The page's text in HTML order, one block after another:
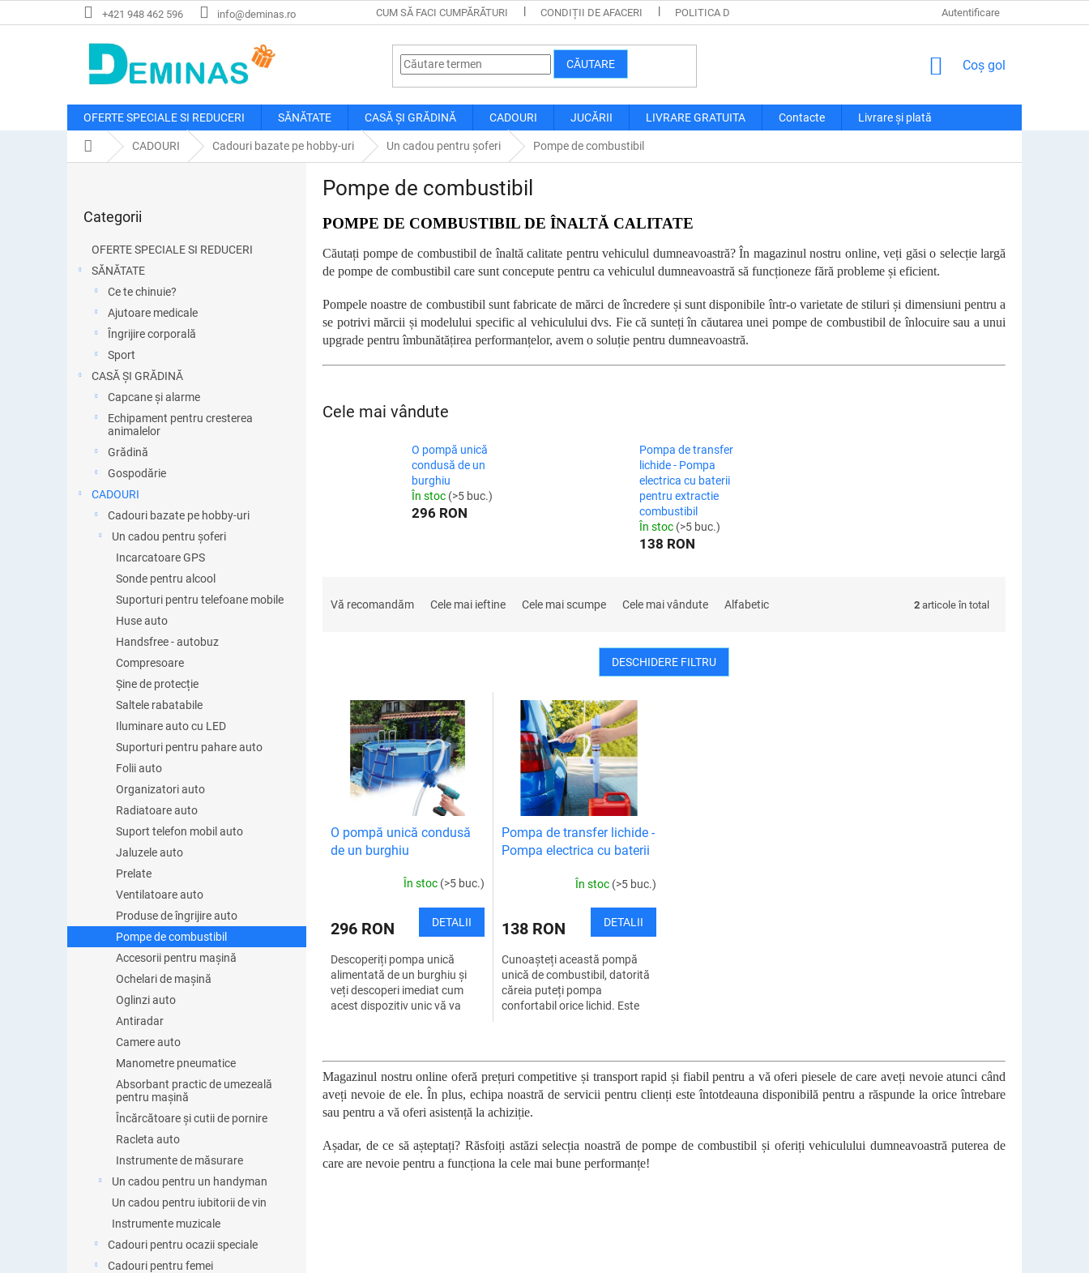
la
+421 948 462 596 info@deminas.ro CUM SĂ FACI CUMPĂRĂTURI CONDIȚII DE AFACERI POLITICA DE CONFIDENȚIALITATE LIVRARE ȘI PLATĂ RECLAMAȚII ȘI
Autentificare
CĂUTARE
COŞ
CUMPĂRĂTURI
Coş gol
OFERTE SPECIALE SI REDUCERI SĂNĂTATE CASĂ ȘI GRĂDINĂ CADOURI JUCĂRII LIVRARE GRATUITA Contacte Livrare și plată
Acasă CADOURI Cadouri bazate pe hobby-uri Un cadou pentru șoferi Pompe de combustibil
peste
Categorii
OFERTE SPECIALE SI REDUCERI
SĂNĂTATE
Ce te chinuie?
Ajutoare medicale
Îngrijire corporală
Sport
CASĂ ȘI GRĂDINĂ
Capcane și alarme
Echipament pentru cresterea
animalelor
Grădină
Gospodărie
CADOURI
Cadouri bazate pe hobby-uri
Un cadou pentru șoferi
Incarcatoare GPS
Sonde pentru alcool
Suporturi pentru telefoane mobile
Huse auto
Handsfree - autobuz
Compresoare
Șine de protecție
Saltele rabatabile
Iluminare auto cu LED
Suporturi pentru pahare auto
Folii auto
Organizatori auto
Radiatoare auto
Suport telefon mobil auto
Jaluzele auto
Prelate
Ventilatoare auto
Produse de îngrijire auto
Pompe de combustibil
Accesorii pentru mașină
Ochelari de mașină
Oglinzi auto
Antiradar
Camere auto
Manometre pneumatice
Absorbant practic de umezeală
pentru mașină
Încărcătoare și cutii de pornire
Racleta auto
Instrumente de măsurare
Un cadou pentru un handyman
Un cadou pentru iubitorii de vin
Instrumente muzicale
Cadouri pentru ocazii speciale
Cadouri pentru femei
Pompe de combustibil
POMPE DE COMBUSTIBIL DE ÎNALTĂ CALITATE
Căutați pompe de combustibil de înaltă calitate pentru vehiculul dumneavoastră? În magazinul nostru online, veți găsi o selecție largă
de pompe de combustibil care sunt concepute pentru ca vehiculul dumneavoastră să funcționeze fără probleme și eficient.
Pompele noastre de combustibil sunt fabricate de mărci de încredere și sunt disponibile într-o varietate de stiluri și dimensiuni pentru a
se potrivi mărcii și modelului specific al vehiculului dvs. Fie că sunteți în căutarea unei pompe de combustibil de înlocuire sau a unui
upgrade pentru îmbunătățirea performanțelor, avem o soluție pentru dumneavoastră.
Cele mai vândute
O pompă unică
condusă de un
burghiu
În stoc (>5 buc.)
296 RON
Pompa de transfer
lichide - Pompa
electrica cu baterii
pentru extractie
combustibil
În stoc (>5 buc.)
138 RON
Vă recomandăm Cele mai ieftine Cele mai scumpe Cele mai vândute Alfabetic 2 articole în total
DESCHIDERE FILTRU
O pompă unică condusă
de un burghiu
În stoc (>5 buc.)
296 RON DETALII
Descoperiți pompa unică
alimentată de un burghiu și
veți descoperi imediat cum
acest dispozitiv unic vă va
Pompa de transfer lichide -
Pompa electrica cu baterii
În stoc (>5 buc.)
138 RON DETALII
Cunoașteți această pompă
unică de combustibil, datorită
căreia puteți pompa
confortabil orice lichid. Este
o
n
t
r
u
Magazinul nostru online oferă prețuri competitive și transport rapid și fiabil pentru a vă oferi piesele de care aveți nevoie atunci când
aveți nevoie de ele. În plus, echipa noastră de servicii pentru clienți este întotdeauna disponibilă pentru a răspunde la orice întrebare
sau pentru a vă oferi asistență la achiziție.
Așadar, de ce să așteptați? Răsfoiți astăzi selecția noastră de pompe de combustibil și oferiți vehiculului dumneavoastră puterea de
care are nevoie pentru a funcționa la cele mai bune performanțe!